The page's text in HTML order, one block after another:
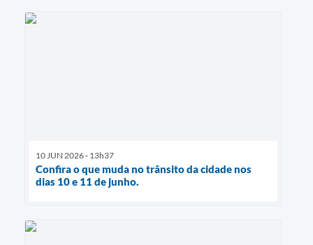
10 JUN 2026 - 13h37
Confira o que muda no trânsito da cidade nos
dias 10 e 11 de junho.